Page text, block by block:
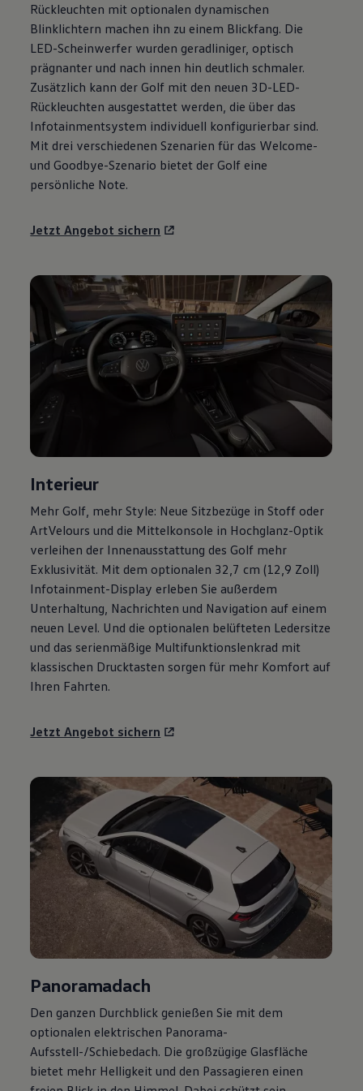
Motorenöl und Flüssigkeiten
Räder und Reifen
Pannen- und Unfallhilfe
Economy Service
Volkswagen Teile
Zubehör
Modellspezifisches Zubehör
Schutz und Pflege
Transport
Entertainment und Elektronik
Individualisieren
Wallbox und Ladekabel
Digitale Extras
Handy und Fahrzeug verbinden
Vorgängermodelle
Kundeninformationen
Volkswagen Kundenbetreuung
Warn- und Kontrollleuchten
Assistenzsysteme
Digitale Betriebsanleitung
Live Beratung
Magazin
Lifestyle
Transport
Volkswagen Kundenbetreuung
Rückleuchten mit optionalen dynamischen
Blinklichtern machen ihn zu einem Blickfang. Die
LED-Scheinwerfer wurden geradliniger, optisch
prägnanter und nach innen hin deutlich schmaler.
Zusätzlich kann der Golf mit den neuen 3D-LED-
Rückleuchten ausgestattet werden, die über das
Infotainmentsystem individuell konfigurierbar sind.
Mit drei verschiedenen Szenarien für das Welcome-
und Goodbye-Szenario bietet der Golf eine
persönliche Note.
Jetzt Angebot sichern
Interieur
Mehr Golf , mehr Style: Neue Sitzbezüge in Stoff oder
ArtVelours und die Mittelkonsole in Hochglanz-Optik
verleihen der Innenausstattung des Golf mehr
Exklusivität. Mit dem optionalen 32,7 cm (12,9 Zoll)
Infotainment-Display erleben Sie außerdem
Unterhaltung, Nachrichten und Navigation auf einem
neuen Level. Und die optionalen belüfteten Ledersitze
und das serienmäßige Multifunktionslenkrad mit
klassischen Drucktasten sorgen für mehr Komfort auf
Ihren Fahrten.
Jetzt Angebot sichern
Panoramadach
Den ganzen Durchblick genießen Sie mit dem
optionalen elektrischen Panorama-
Aufsstell-/Schiebedach. Die großzügige Glasfläche
bietet mehr Helligkeit und den Passagieren einen